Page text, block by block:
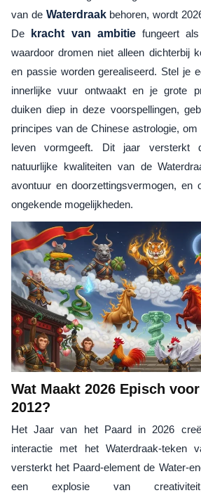
van de Waterdraakbehoren, wordt
De
kracht van ambitiefungeert als
waardoor dromen niet alleen dichterbij
en passie worden gerealiseerd. Stel je
innerlijke vuur ontwaakt en je grote
duiken diep in deze voorspellingen,
principes van de Chinese astrologie,
leven vormgeeft. Dit jaar versterkt
natuurlijke kwaliteiten van de
avontuur en doorzettingsvermogen, en
ongekende mogelijkheden.
Wat Maakt 2026 Episch
2012?
Het Jaar van het Paard in 2026
interactie met het Waterdraak-teken
versterkt het Paard-element de Water-
een explosie van